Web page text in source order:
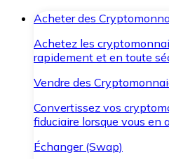
Acheter des
Achetez les
rapidement et en toute
Vendre des
Convertissez vos
fiduciaire lorsque vous en
Échanger (Swap)